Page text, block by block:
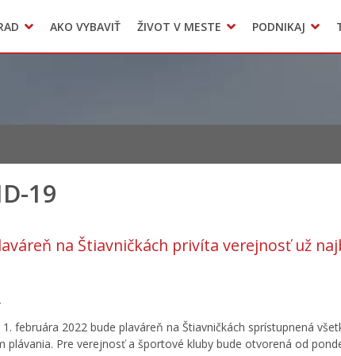
Zmluvy, faktúry a objednávky
AKO VYBAVIŤ ŽIVOT V MESTE
Odpady, verejné priestranstváPODNIKAJ
Accommodation
19
na Štiavničkách privíta verejnosť už
februára 2022 bude plaváreň na Štiavničkách sprístupnená
plávania. Pre verejnosť a športové kluby bude otvorená od